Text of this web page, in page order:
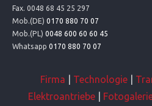
Fax. 0048 68 45 25 297
Mob.(DE) 0170 880 70 07
Mob.(PL) 0048 600 60 60 45
Whatsapp 0170 880 70 07
Firma Technologie
Elektroantriebe